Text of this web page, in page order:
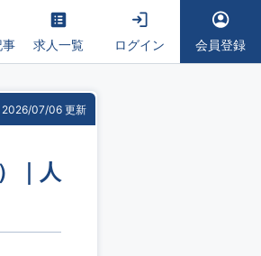
事 求人一覧 ログイン 会員登録
2026/07/06 更新
｜人